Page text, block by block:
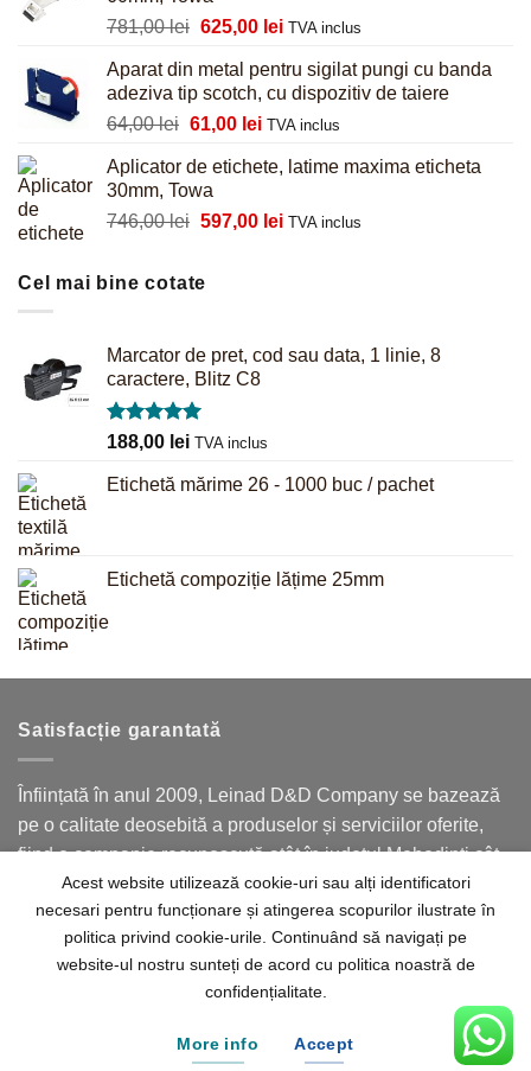
855,00 lei.
781,00lei Prețul
a
fost:
781,00 lei.
625,00 leiPrețul
este:
625,00 lei.
TVA inclus
Aparat din metal pentru sigilat pungi cu banda
adeziva tip scotch, cu dispozitiv de taiere
64,00lei Prețul
a
fost:
64,00 lei.
61,00 leiPrețul
este:
TVA inclus
Aplicator de etichete, latime maxima eticheta
30mm, Towa
746,00lei Prețul
fost:
597,00 leiPrețul
TVA inclus
Cel mai bine cotate
Marcator de pret, cod sau data, 1 linie, 8
caractere, Blitz C8
Evaluat la
188,00 lei TVA inclus
Etichetă mărime 26 - 1000 buc / pachet
Etichetă compoziție lățime 25mm
Satisfacție garantată
Înființată în anul 2009, Leinad D&D Company se bazează
pe o calitate deosebită a produselor și serviciilor oferite,
fiind o companie recunoscută atât în județul Mehedinți cât
și în județele limitrofe.
Politica de confidențialitate
© 2026Leinad D&D Company
Acest website utilizează cookie-uri sau alți identificatori
necesari pentru funcționare și atingerea scopurilor ilustrate în
politica privind cookie-urile. Continuând să navigați pe
website-ul nostru sunteți de acord cu politica noastră de
confidențialitate.
More info Accept